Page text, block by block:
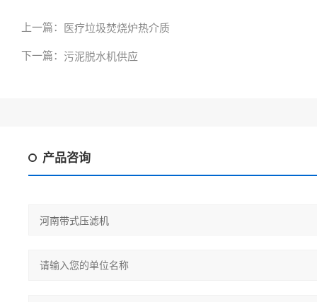
上一篇： 医疗垃圾焚烧炉热介质
下一篇： 污泥脱水机供应
产品咨询